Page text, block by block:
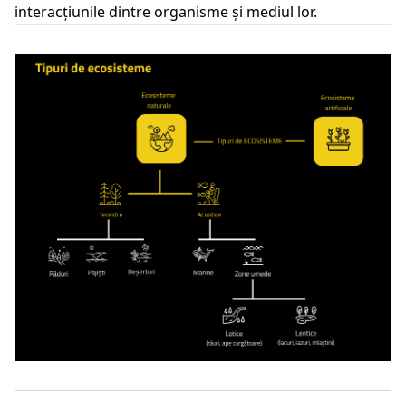
interacțiunile dintre organisme și mediul lor.